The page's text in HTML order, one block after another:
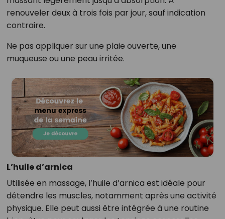
renouveler deux à trois fois par jour, sauf indication
contraire.
Ne pas appliquer sur une plaie ouverte, une
muqueuse ou une peau irritée.
L’huile d’arnica
Utilisée en massage, l’huile d’arnica est idéale pour
détendre les muscles, notamment après une activité
physique. Elle peut aussi être intégrée à une routine